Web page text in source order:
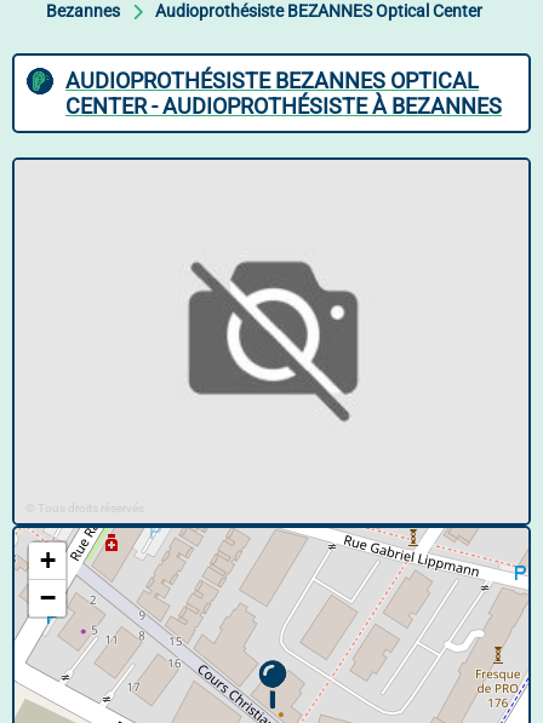
Bezannes
Audioprothésiste BEZANNES Optical Center
AUDIOPROTHÉSISTE BEZANNES OPTICAL
CENTER - AUDIOPROTHÉSISTE À BEZANNES
© Tous droits réservés
+
−